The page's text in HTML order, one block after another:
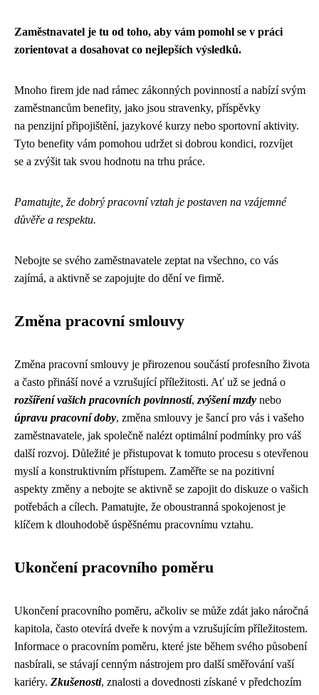
Zaměstnavatel je tu od toho, aby vám pomohl se v práci
zorientovat a dosahovat co nejlepších výsledků.
Mnoho firem jde nad rámec zákonných povinností a nabízí svým
zaměstnancům benefity, jako jsou stravenky, příspěvky
na penzijní připojištění, jazykové kurzy nebo sportovní aktivity.
Tyto benefity vám pomohou udržet si dobrou kondici, rozvíjet
se a zvýšit tak svou hodnotu na trhu práce.
Pamatujte, že dobrý pracovní vztah je postaven na vzájemné
důvěře a respektu.
Nebojte se svého zaměstnavatele zeptat na všechno, co vás
zajímá, a aktivně se zapojujte do dění ve firmě.
Změna pracovní smlouvy
Změna pracovní smlouvy je přirozenou součástí profesního života
a často přináší nové a vzrušující příležitosti. Ať už se jedná o
rozšíření vašich pracovních povinností, zvýšení mzdy nebo
úpravu pracovní doby, změna smlouvy je šancí pro vás i vašeho
zaměstnavatele, jak společně nalézt optimální podmínky pro váš
další rozvoj. Důležité je přistupovat k tomuto procesu s otevřenou
myslí a konstruktivním přístupem. Zaměřte se na pozitivní
aspekty změny a nebojte se aktivně se zapojit do diskuze o vašich
potřebách a cílech. Pamatujte, že oboustranná spokojenost je
klíčem k dlouhodobě úspěšnému pracovnímu vztahu.
Ukončení pracovního poměru
Ukončení pracovního poměru, ačkoliv se může zdát jako náročná
kapitola, často otevírá dveře k novým a vzrušujícím příležitostem.
Informace o pracovním poměru, které jste během svého působení
nasbírali, se stávají cenným nástrojem pro další směřování vaší
kariéry. Zkušenosti, znalosti a dovednosti získané v předchozím